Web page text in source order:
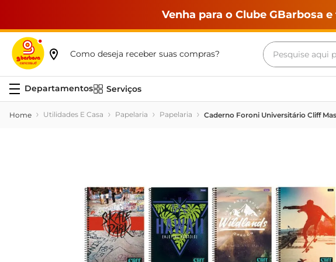
Venha para o Clube GBarbosa
Como deseja receber suas compras?
Pesquise aqui
Serviços
Utilidades E Casa Papelaria Papelaria Caderno Foroni Universitário Cliff
Termos mais
maquina
frango
vinho